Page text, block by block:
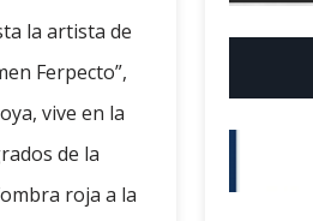
la artista de
Ferpecto”,
vive en la
de la
roja a la